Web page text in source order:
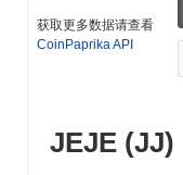
获取更多数据请查看
CoinPaprika API
JEJE (JJ)